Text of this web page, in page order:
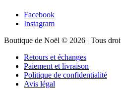
Facebook
Instagram
Boutique de Noël © 2026 | Tous
Retours et échanges
Paiement et livraison
Politique de confidentialité
Avis légal